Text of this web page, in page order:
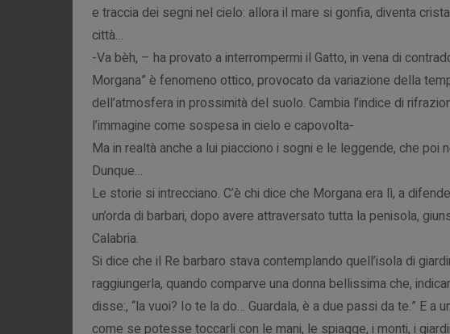
e traccia dei segni nel cielo: allora il mare si gonfia, diventa
città…
-Va bèh, – ha provato a interrompermi il Gatto, in vena di
Morgana” è fenomeno ottico, provocato da variazione della
dell’atmosfera in prossimità del suolo. Cambia l’indice di
l’immagine come sospesa in cielo e capovolta-
Ma in realtà anche a lui piacciono i sogni e le leggende, che poi
Dunque…
Le storie si intrecciano. C’è chi dice che Morgana era lì, a
un’orda di barbari, dopo avere attraversato tutta la penisola,
Calabria.
Si dice che il Re barbaro stava contemplando quell’isola di
raggiungerla, quando comparve una donna bellissima che,
disse:, “la vuoi? Io te la do… Guardala, è a due passi da te.” E a
come se potesse toccarli con le mani, le spiagge, i monti, i